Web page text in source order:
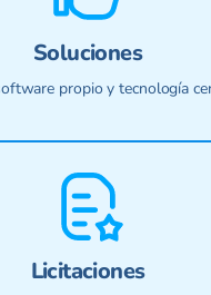
Soluciones
propio y tecnología
Licitaciones